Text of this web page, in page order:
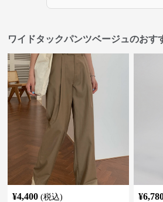
ワイドタックパンツベージュのおす
¥4,400 (税込)
¥